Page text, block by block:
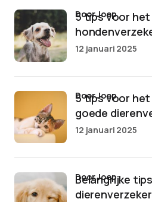
5 tips voor
door Joep
12 januari 2025
5 tips voor het
goede
door Joep
12 januari 2025
Belangrijke
door Joep